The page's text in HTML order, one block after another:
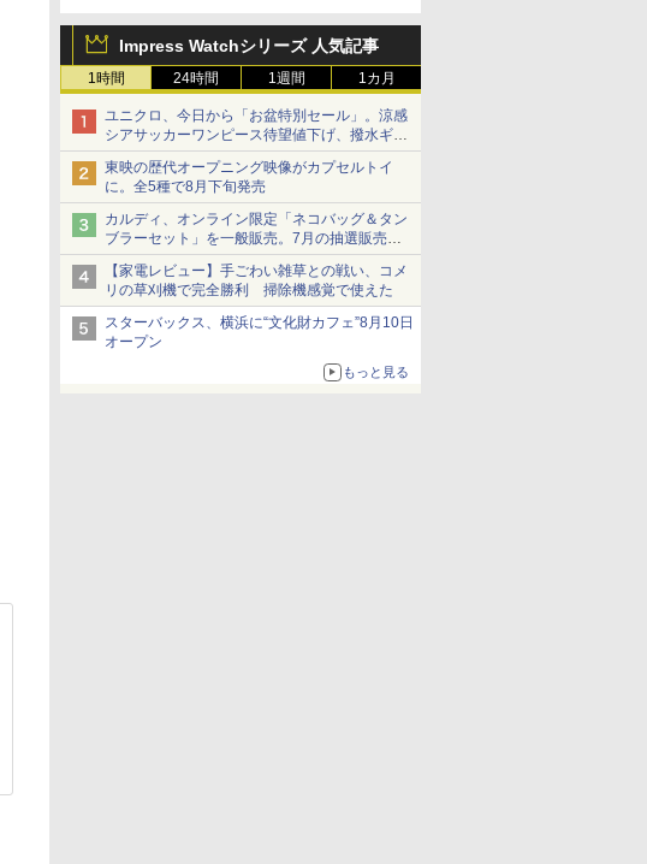
セール
Impress Watchシリーズ 人気記事
1時間 24時間 1週間 1カ月
ユニクロ、今日から「お盆特別セール」。涼感
シアサッカーワンピース待望値下げ、撥水ギア
ショーツは1990円に
東映の歴代オープニング映像がカプセルトイ
に。全5種で8月下旬発売
カルディ、オンライン限定「ネコバッグ＆タン
ブラーセット」を一般販売。7月の抽選販売の
当選無効分
【家電レビュー】手ごわい雑草との戦い、コメ
リの草刈機で完全勝利 掃除機感覚で使えた
スターバックス、横浜に“文化財カフェ”8月10日
オープン
もっと見る